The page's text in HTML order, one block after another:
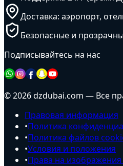
Доставка: аэропорт,
Безопасные и
Подписывайтесь на нас
© 2026 dzdubai.com — Все
Правовая информация
•Политика
•Политика файлов
•Условия и положения
•Права на